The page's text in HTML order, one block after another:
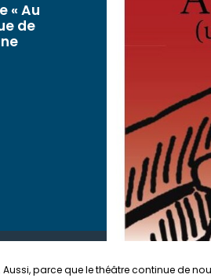
« Au
de
Aussi, parce que le théâtre continue